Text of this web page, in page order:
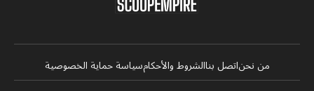
من نحناتصل بناالشروط والأحكامسياسة حماية الخصوصية